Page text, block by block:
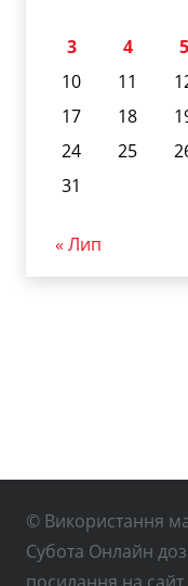
3
4 5
10
11
17
18
24
25
31
« Лип
© Використання
Субота Онлайн